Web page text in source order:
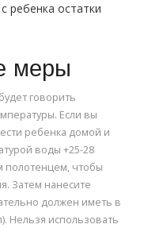
ребенка остатки
меры
говорить
Если вы
ребенка домой и
воды +25-28
полотенцем, чтобы
Затем нанесите
должен иметь в
Нельзя использовать